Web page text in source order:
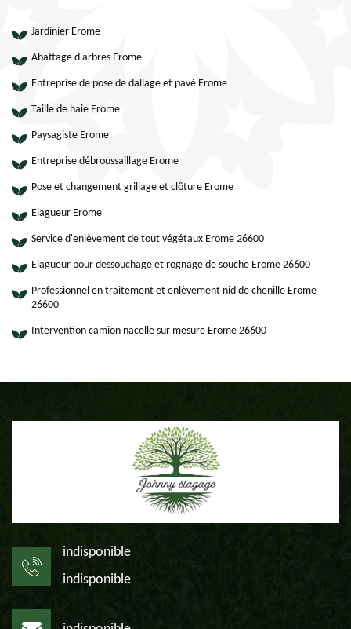
Jardinier Erome
Abattage d'arbres Erome
Entreprise de pose de dallage et pavé Erome
Taille de haie Erome
Paysagiste Erome
Entreprise débroussaillage Erome
Pose et changement grillage et clôture Erome
Elagueur Erome
Service d'enlèvement de tout végétaux Erome 26600
Elagueur pour dessouchage et rognage de souche Erome 26600
Professionnel en traitement et enlèvement nid de chenille Erome
26600
Intervention camion nacelle sur mesure Erome 26600
indisponible
indisponible